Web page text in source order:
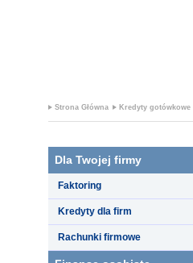
Strona Główna Kredyty gotówkowe
Dla Twojej firmy
Faktoring
Kredyty dla firm
Rachunki firmowe